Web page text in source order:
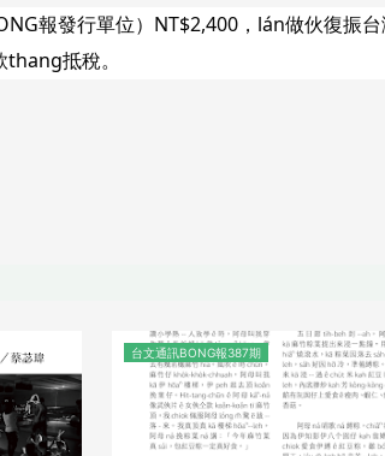
報發行單位）NT$2,400，lán做伙復振
抵稅。
台文通訊BONG報387期